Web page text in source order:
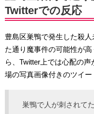
Twitterでの反応
豊島区巣鴨で発生した殺
た通り魔事件の可能性が
ら、Twitter上では心配の
場の写真画像付きのツイー
巣鴨で人が刺されてた